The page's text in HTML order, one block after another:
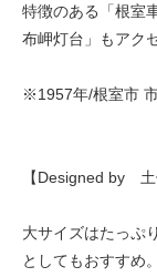
特徴のある「根室
布岬灯台」もアク
※1957年/根室市
【Designed by 土
大サイズはたっぷ
としてもおすすめ